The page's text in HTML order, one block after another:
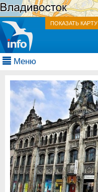
ПОКАЗАТЬ КАРТУ
Меню